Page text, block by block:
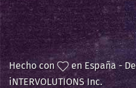
Hecho con
en España -
iNTERVOLUTIONS Inc.